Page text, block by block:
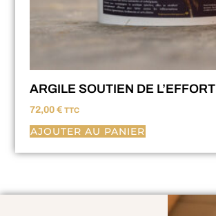
ARGILE SOUTIEN DE L’EFFORT
72,00 € TTC
AJOUTER AU PANIER